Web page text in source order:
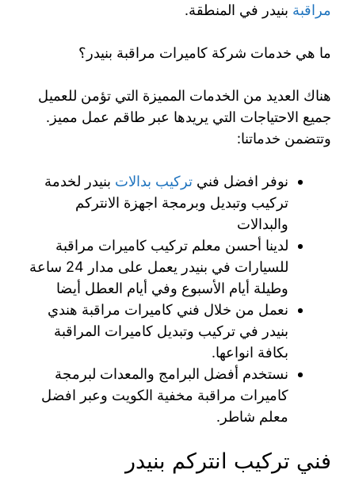
مراقبة بنيدر في المنطقة.
ما هي خدمات شركة كاميرات مراقبة بنيدر؟
هناك العديد من الخدمات المميزة التي تؤمن للعميل
جميع الاحتياجات التي يريدها عبر طاقم عمل مميز.
وتتضمن خدماتنا:
نوفر افضل فني تركيب بدالات بنيدر لخدمة
تركيب وتبديل وبرمجة اجهزة الانتركم
والبدالات
لدينا أحسن معلم تركيب كاميرات مراقبة
للسيارات في بنيدر يعمل على مدار 24 ساعة
وطيلة أيام الأسبوع وفي أيام العطل أيضا
نعمل من خلال فني كاميرات مراقبة هندي
بنيدر في تركيب وتبديل كاميرات المراقبة
بكافة انواعها.
نستخدم أفضل البرامج والمعدات لبرمجة
كاميرات مراقبة مخفية الكويت وعبر افضل
معلم شاطر.
فني تركيب انتركم بنيدر